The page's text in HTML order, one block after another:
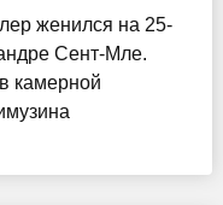
женился на 25-
Сент-Мле.
камерной